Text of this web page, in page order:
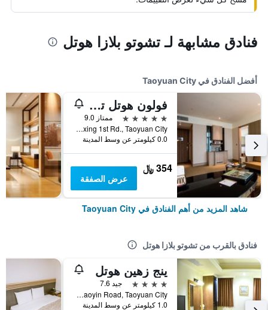
فنادق مشابهة لـ تشوتو بلازا هوتل
أفضل الفنادق في Taoyuan City
فولون هوتل تاويوان أيربورت أكسيس إم آر تي إيه8
5 نجوم
ممتاز 9.0
No.2, Fuxing 1st Rd., Taoyuan City, تايوان
0.0 كيلومتر عن وسط المدينة
354 ﷼
عرض الصفقة
شاهد المزيد من أهم الفنادق في Taoyuan City
فنادق بالقرب من تشوتو بلازا هوتل
ينج زهين هوتل
4 نجوم
جيد 7.6
No. 154, Taoyin Road, Taoyuan City, تايوان
1.0 كيلومتر عن وسط المدينة